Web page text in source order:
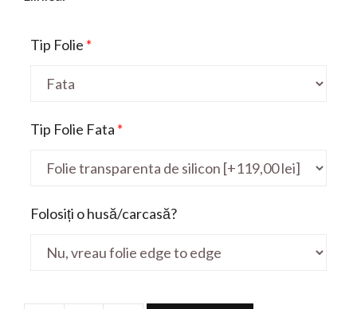
Tip Folie *
Tip Folie Fata *
Folosiți o husă/carcasă?